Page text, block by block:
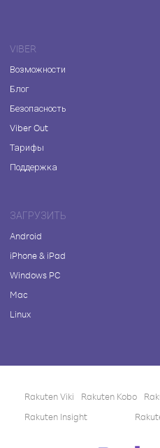
VIBER
Возможности
Блог
Безопасность
Viber Out
Тарифы
Поддержка
ЗАГРУЗИТЬ
Android
iPhone & iPad
Windows PC
Mac
Linux
Rakuten Viki Rakuten Kobo
Rakuten Insight